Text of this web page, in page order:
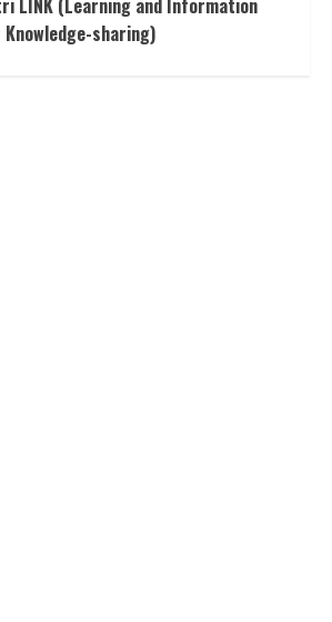
LINK (Learning and Information
sharing)